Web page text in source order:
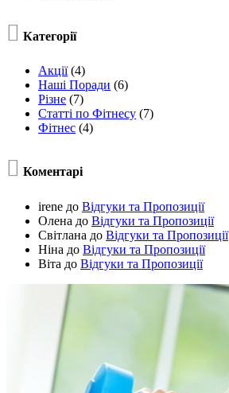
 Категорії
Акції(4)
Наші Поради (6)
Різне (7)
Статті по Фітнесу (7)
Фітнес (4)
 Коментарі
irene до Відгуки та Пропозиції
Олена до Відгуки та Пропозиції
Світлана до Відгуки та Пропозиції
Ніна до Відгуки та Пропозиції
Віта до Відгуки та Пропозиції